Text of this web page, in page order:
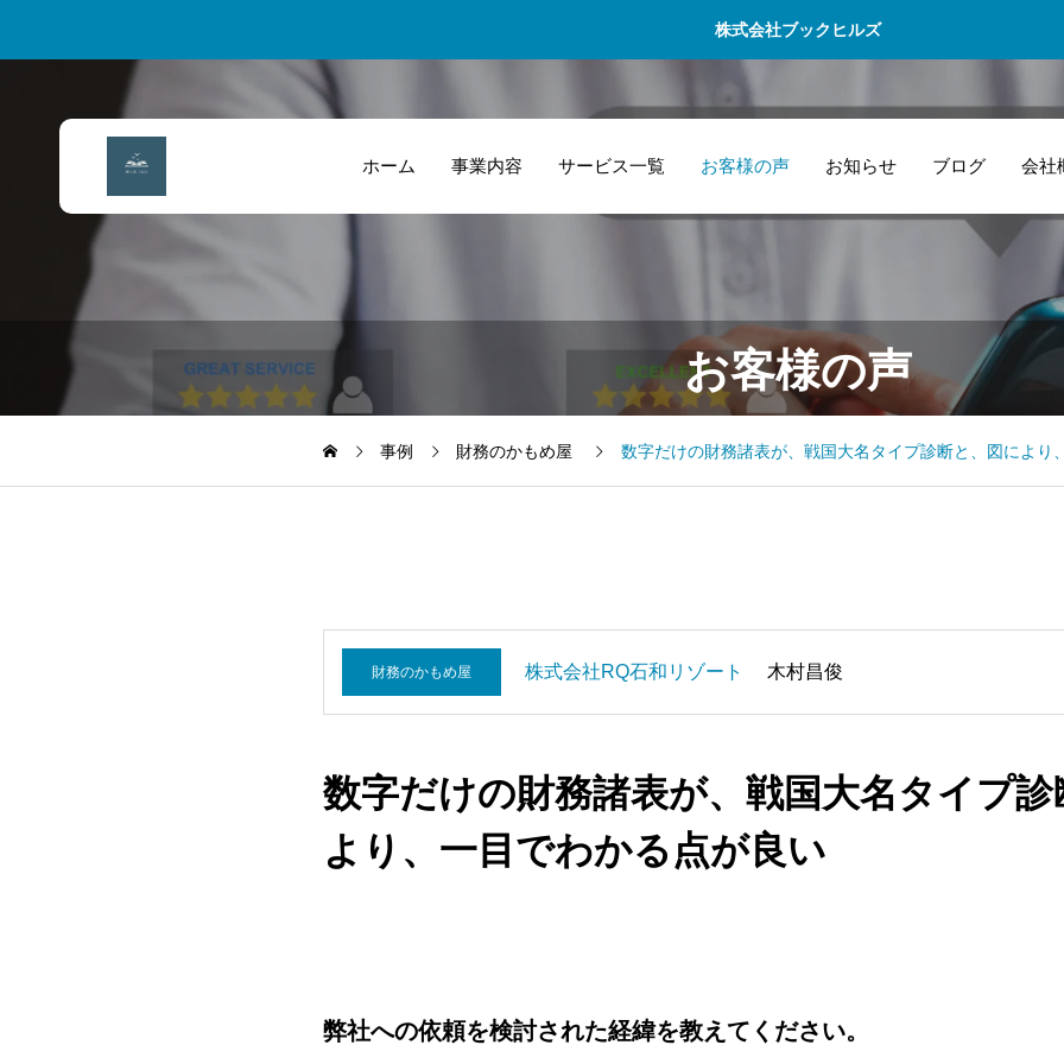
株式会社ブックヒルズ
ホーム 事業内容 サービス一覧 お客様の声 お知らせ ブログ 会社
戦国財務大名診断
書：財務のかもめ
屋
重要業績指標
（KPI）設定：財
務のかもめ屋
それぞれの財務の
特徴を戦国武将に
例えている点が面
数字だけの財務諸
表が、戦国大名タ
イプ診断と、図に
る点が良い
パ
本社を、WeWork
なんばスカイオに
移転しました。
お客様の声
事例 財務のかもめ屋 数字だけの財務諸表が、戦国大名タイプ診断と、図により
財務のかもめ屋 株式会社RQ石和リゾート 木村昌俊
数字だけの財務諸表が、戦国大名タイプ診
より、一目でわかる点が良い
弊社への依頼を検討された経緯を教えてください。